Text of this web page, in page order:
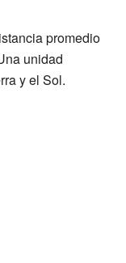
promedio
unidad
y el Sol.